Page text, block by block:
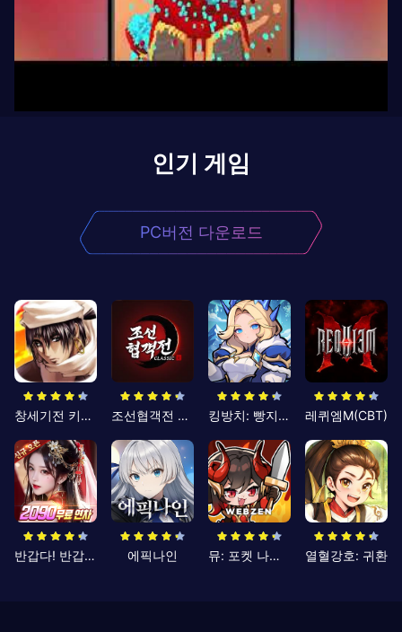
인기 게임
PC버전 다운로드
창세기전 키우기 조선협객전 클래식 킹방치: 빵지의 제왕 레퀴엠M(CBT)
반갑다! 반갑삼국지 에픽나인 뮤: 포켓 나이츠 열혈강호: 귀환